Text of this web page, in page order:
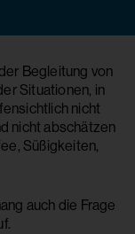
Begleitung von
Situationen, in
nicht
nicht abschätzen
Süßigkeiten,
auch die Frage